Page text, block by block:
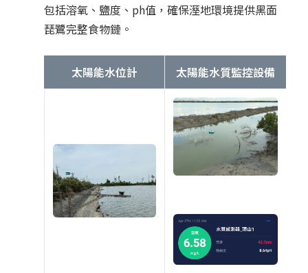
包括溶氧、鹽度、ph值，確保溼地環境提供黑面
琵鷺完整食物鏈。
太陽能水位計 太陽能水質監控設備